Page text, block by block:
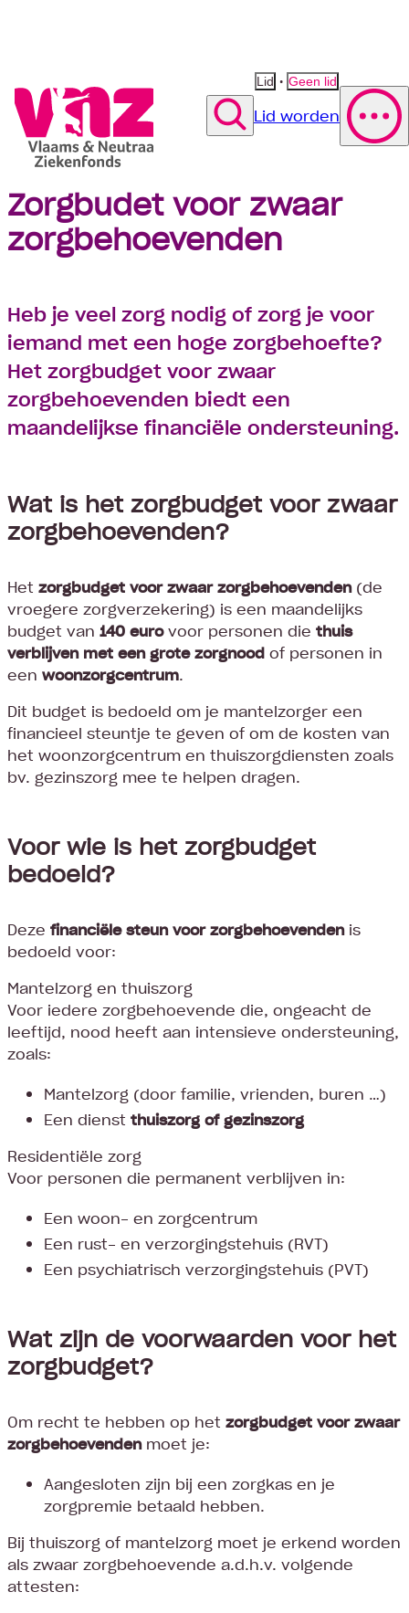
Lid • Geen lid
Lid worden
Polis wijzigen Vergoeding fysiotherapie
Contact opnemen Suggestie
Zorgbudet voor zwaar
zorgbehoevenden
Heb je veel zorg nodig of zorg je voor
iemand met een hoge zorgbehoefte?
Het zorgbudget voor zwaar
zorgbehoevenden biedt een
maandelijkse financiële ondersteuning.
Wat is het zorgbudget voor zwaar
zorgbehoevenden?
Het zorgbudget voor zwaar zorgbehoevenden (de
vroegere zorgverzekering) is een maandelijks
budget van 140 eurovoor personen die thuis
verblijven met een grote zorgnood of personen in
een woonzorgcentrum.
Dit budget is bedoeld om je mantelzorger een
financieel steuntje te geven of om de kosten van
het woonzorgcentrum en thuiszorgdiensten zoals
bv. gezinszorg mee te helpen dragen.
Voor wie is het zorgbudget
bedoeld?
Deze financiële steun voor zorgbehoevendenis
bedoeld voor:
Mantelzorg en thuiszorg
Voor iedere zorgbehoevende die, ongeacht de
leeftijd, nood heeft aan intensieve ondersteuning,
zoals:
Mantelzorg (door familie, vrienden, buren …)
Een dienst thuiszorg of gezinszorg
Residentiële zorg
Voor personen die permanent verblijven in:
Een woon- en zorgcentrum
Een rust- en verzorgingstehuis (RVT)
Een psychiatrisch verzorgingstehuis (PVT)
Wat zijn de voorwaarden voor het
zorgbudget?
Om recht te hebben op het zorgbudget voor zwaar
zorgbehoevendenmoet je:
Aangesloten zijn bij een zorgkas en je
zorgpremie betaald hebben.
Bij thuiszorg of mantelzorg moet je erkend worden
als zwaar zorgbehoevende a.d.h.v. volgende
attesten: